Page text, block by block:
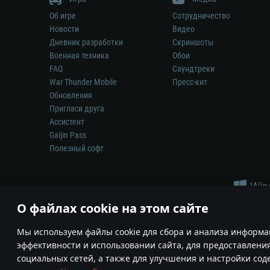
О файлах cookie на этом сайте
Мы используем файлы cookie для сбора и анализа
эффективности и использовании сайта, для
социальных сетей, а также для улучшения и настройки
Об игре
Новости
Дневник разработки
Военная техника
FAQ
War Thunder Mobile
Обновления
Пригласи друга
Ассистент
Gaijin Pass
Полезный софт
Сотрудничество
Видео
Скриншоты
Обои
Саундтреки
Пресс-кит
Ни один производитель оружия, техники или снаряжения не
© 2011—2026 Gaijin Games Kft. Все товарные знаки,